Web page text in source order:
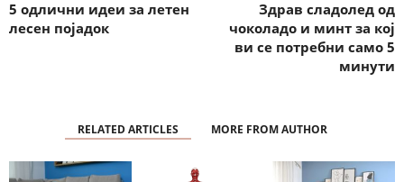
5 одлични идеи за летен
лесен појадок
Здрав сладолед од
чоколадо и минт за кој
ви се потребни само 5
минути
RELATED ARTICLES MORE FROM AUTHOR